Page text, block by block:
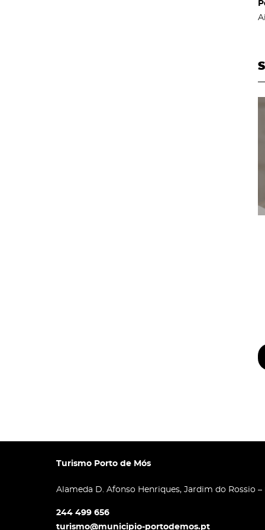
Turismo Porto de Mós
Alameda D. Afonso Henriques, Jardim do Rossio
244 499 656
turismo@municipio-portodemos.pt